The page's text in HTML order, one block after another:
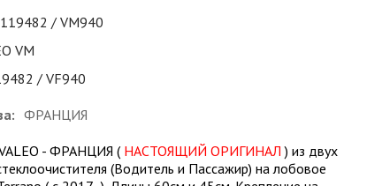
119482 / VM940
VM
/ VF940
ФРАНЦИЯ
- ФРАНЦИЯ (НАСТОЯЩИЙ ОРИГИНАЛ) из двух
(Водитель и Пассажир) на лобовое